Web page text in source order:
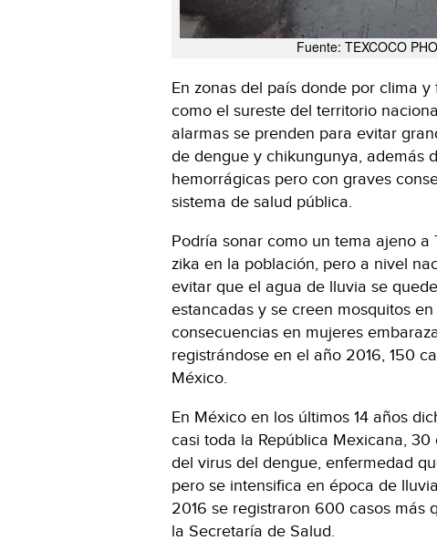
Fuente: TEXCOCO
En zonas del país donde por clima
como el sureste del territorio
alarmas se prenden para evitar
de dengue y chikungunya, además
hemorrágicas pero con graves
sistema de salud pública.
Podría sonar como un tema ajeno
zika en la población, pero a nivel
evitar que el agua de lluvia se
estancadas y se creen mosquitos
consecuencias en mujeres
registrándose en el año 2016, 150
México.
En México en los últimos 14 años
casi toda la República Mexicana,
del virus del dengue, enfermedad
pero se intensifica en época de
2016 se registraron 600 casos más
la Secretaría de Salud.